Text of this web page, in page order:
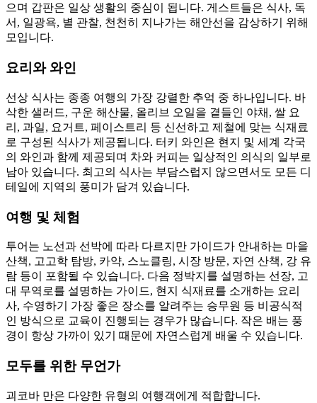
으며 갑판은 일상 생활의 중심이 됩니다. 게스트들은 식사, 독
서, 일광욕, 별 관찰, 천천히 지나가는 해안선을 감상하기 위해
모입니다.
요리와 와인
선상 식사는 종종 여행의 가장 강렬한 추억 중 하나입니다. 바
삭한 샐러드, 구운 해산물, 올리브 오일을 곁들인 야채, 쌀 요
리, 과일, 요거트, 페이스트리 등 신선하고 제철에 맞는 식재료
로 구성된 식사가 제공됩니다. 터키 와인은 현지 및 세계 각국
의 와인과 함께 제공되며 차와 커피는 일상적인 의식의 일부로
남아 있습니다. 최고의 식사는 부담스럽지 않으면서도 모든 디
테일에 지역의 풍미가 담겨 있습니다.
여행 및 체험
투어는 노선과 선박에 따라 다르지만 가이드가 안내하는 마을
산책, 고고학 탐방, 카약, 스노클링, 시장 방문, 자연 산책, 강 유
람 등이 포함될 수 있습니다. 다음 정박지를 설명하는 선장, 고
대 무역로를 설명하는 가이드, 현지 식재료를 소개하는 요리
사, 수영하기 가장 좋은 장소를 알려주는 승무원 등 비공식적
인 방식으로 교육이 진행되는 경우가 많습니다. 작은 배는 풍
경이 항상 가까이 있기 때문에 자연스럽게 배울 수 있습니다.
모두를 위한 무언가
괴코바 만은 다양한 유형의 여행객에게 적합합니다.